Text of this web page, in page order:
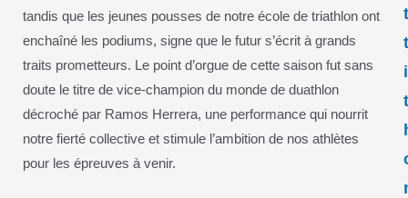
tandis que les jeunes pousses de notre école de triathlon ont
enchaîné les podiums, signe que le futur s’écrit à grands
traits prometteurs. Le point d’orgue de cette saison fut sans
doute le titre de vice-champion du monde de duathlon
décroché par Ramos Herrera, une performance qui nourrit
notre fierté collective et stimule l’ambition de nos athlètes
pour les épreuves à venir.